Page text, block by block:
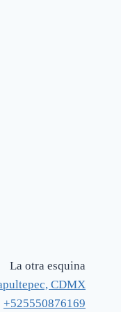
La otra esquina
CDMX
+525550876169